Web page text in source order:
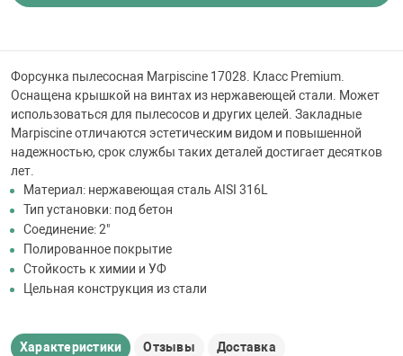
бассейна
материалы
Форсунка пылесосная Marpiscine 17028. Класс Premium.
Оснащена крышкой на винтах из нержавеющей стали. Может
использоваться для пылесосов и других целей. Закладные
Marpiscine отличаются эстетическим видом и повышенной
надежностью, срок службы таких деталей достигает десятков
лет.
Материал: нержавеющая сталь AISI 316L
Тип установки: под бетон
Соединение: 2"
Полированное покрытие
Стойкость к химии и УФ
Цельная конструкция из стали
Характеристики Отзывы Доставка